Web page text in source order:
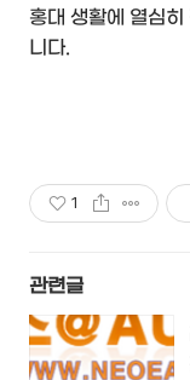
홍대 생활에 열심
니다.
1
관련글